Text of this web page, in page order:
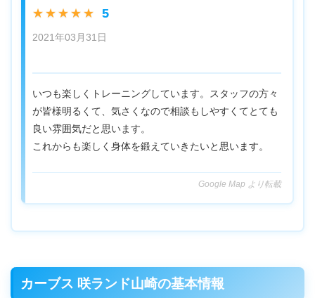
★★★★★ 5
2021年03月31日
いつも楽しくトレーニングしています。スタッフの方々
が皆様明るくて、気さくなので相談もしやすくてとても
良い雰囲気だと思います。
これからも楽しく身体を鍛えていきたいと思います。
Google Map より転載
カーブス 咲ランド山崎の基本情報